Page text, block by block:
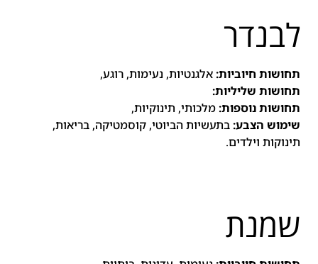
לבנדר
תחושות חיוביות:אלגנטיות, נעימות, רוגע,
תחושות שליליות:
תחושות נוספות:מלכותי, תינוקיות,
שימוש הצבע:בתעשיות הביוטי, קוסמטיקה, בריאות,
תינוקות וילדים.
שמנת